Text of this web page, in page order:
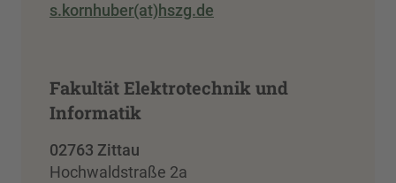
s.kornhuber(at)hszg.de
Fakultät Elektrotechnik und
Informatik
02763 Zittau
Hochwaldstraße 2a